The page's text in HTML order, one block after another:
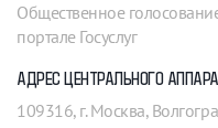
Общественное
портале Госуслуг
АДРЕС ЦЕНТРАЛЬНОГО
109316, г. Москва,